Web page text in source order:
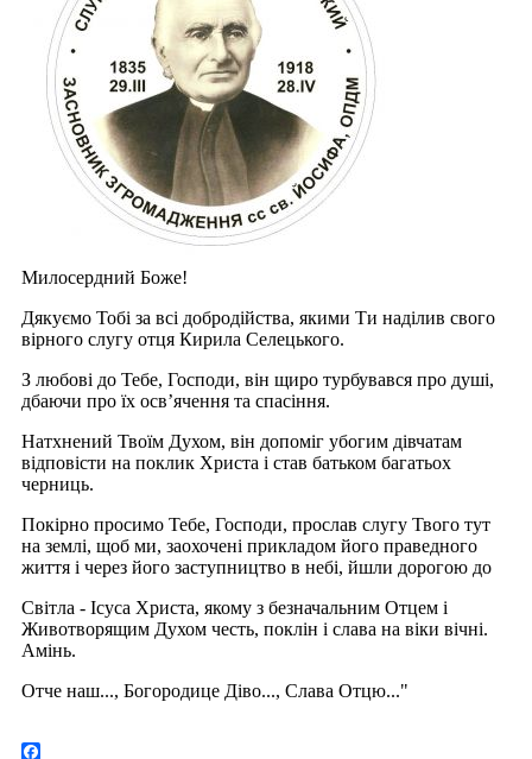
Милосердний Боже!
Дякуємо Тобі за всі добродійства, якими Ти наділив свого
вірного слугу отця Кирила Селецького.
З любові до Тебе, Господи, він щиро турбувався про душі,
дбаючи про їх осв’ячення та спасіння.
Натхнений Твоїм Духом, він допоміг убогим дівчатам
відповісти на поклик Христа і став батьком багатьох
черниць.
Покірно просимо Тебе, Господи, прослав слугу Твого тут
на землі, щоб ми, заохочені прикладом його праведного
життя і через його заступництво в небі, йшли дорогою до
Світла - Ісуса Христа, якому з безначальним Отцем і
Животворящим Духом честь, поклін і слава на віки вічні.
Амінь.
Отче наш..., Богородице Діво..., Слава Отцю..."